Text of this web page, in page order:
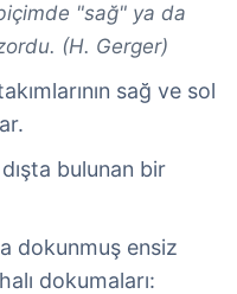
"sağ" ya da
(H. Gerger)
sağ ve sol
bulunan bir
dokunmuş ensiz
dokumaları: